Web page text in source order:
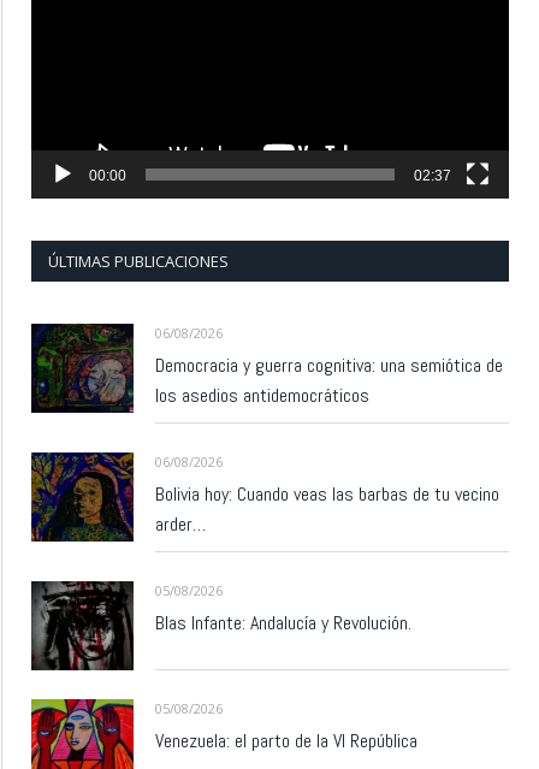
00:00 02:37
ÚLTIMAS PUBLICACIONES
06/08/2026
Democracia y guerra cognitiva: una semiótica de
los asedios antidemocráticos
06/08/2026
Bolivia hoy: Cuando veas las barbas de tu vecino
arder…
05/08/2026
Blas Infante: Andalucía y Revolución.
05/08/2026
Venezuela: el parto de la VI República